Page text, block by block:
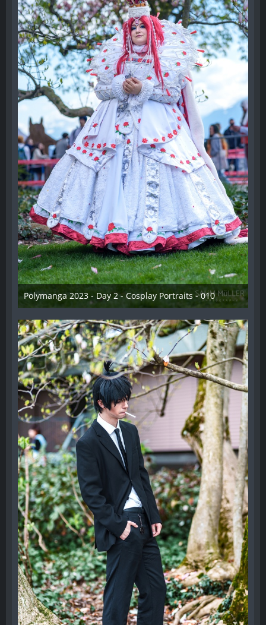
Polymanga 2023 - Day 2 - Cosplay Portraits - 010
12. Mai 2023